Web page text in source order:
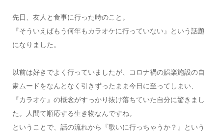
先日、友人と食事に行った時のこと。
『そういえばもう何年もカラオケに行っていない』という話題
になりました。
以前は好きでよく行っていましたが、コロナ禍の娯楽施設の自
粛ムードをなんとなく引きずったまま今日に至ってしまい、
『カラオケ』の概念がすっかり抜け落ちていた自分に驚きまし
た。人間て順応する生き物なんですね。
ということで、話の流れから『歌いに行っちゃうか？』という